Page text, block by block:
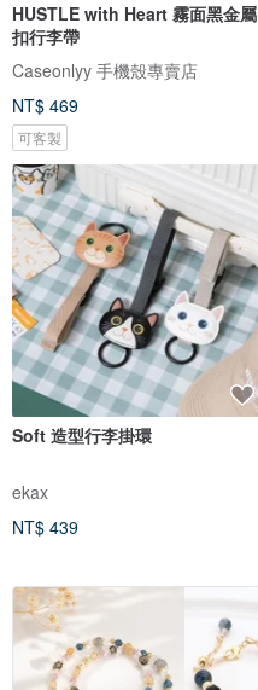
HUSTLE with Heart 霧面黑金屬
扣行李帶
Caseonlyy 手機殼專賣店
NT$ 469
可客製
Soft 造型行李掛環
ekax
NT$ 439